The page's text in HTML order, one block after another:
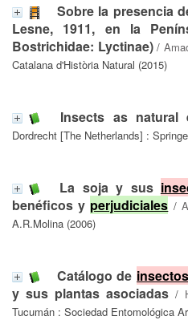
Sobre la presencia
Lesne, 1911, en la
Bostrichidae: Lyctinae)/
Catalana d'Història Natural (2015)
Insects as natural
Dordrecht [The Netherlands] :
La soja y sus
benéficos y perjudiciales /
A.R.Molina (2006)
Catálogo de insectos
y sus plantas asociadas/
Tucumán : Sociedad Entomológica